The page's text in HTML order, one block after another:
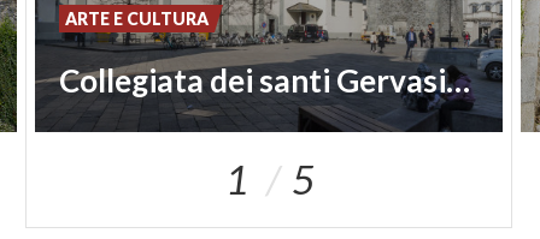
Collegiata dei santi Gervasio e Protasio
ARTE E CULTURA
1 5